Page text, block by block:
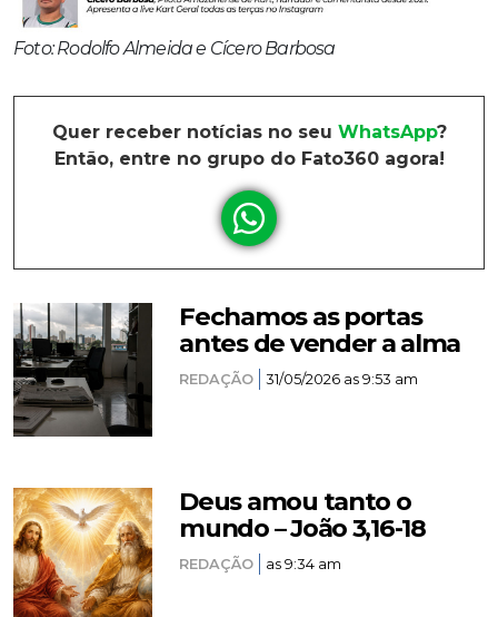
Foto: Rodolfo Almeida e Cícero Barbosa
Quer receber notícias no seu WhatsApp?
Então, entre no grupo do Fato360 agora!
Fechamos as portas
antes de vender a alma
REDAÇÃO 31/05/2026 as 9:53 am
Deus amou tanto o
mundo – João 3,16-18
REDAÇÃO as 9:34 am